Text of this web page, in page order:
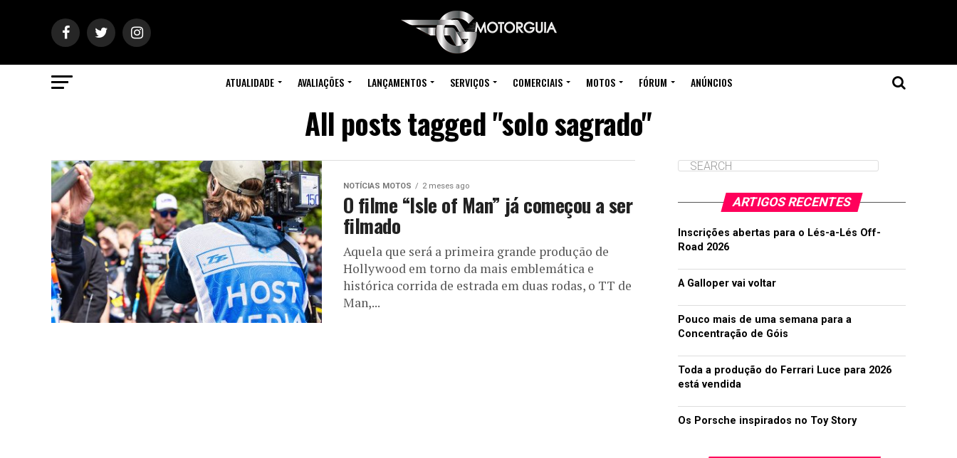
ATUALIDADE AVALIAÇÕES LANÇAMENTOS SERVIÇOS COMERCIAIS MOTOS FÓRUM ANÚNCIOS
All posts tagged "solo sagrado"
NOTÍCIAS MOTOS 2 meses ago
O filme “Isle of Man” já começou a ser
filmado
Aquela que será a primeira grande produção de
Hollywood em torno da mais emblemática e
histórica corrida de estrada em duas rodas, o TT de
Man,...
ARTIGOS RECENTES
Inscrições abertas para o Lés-a-Lés Off-
Road 2026
A Galloper vai voltar
Pouco mais de uma semana para a
Concentração de Góis
Toda a produção do Ferrari Luce para 2026
está vendida
Os Porsche inspirados no Toy Story